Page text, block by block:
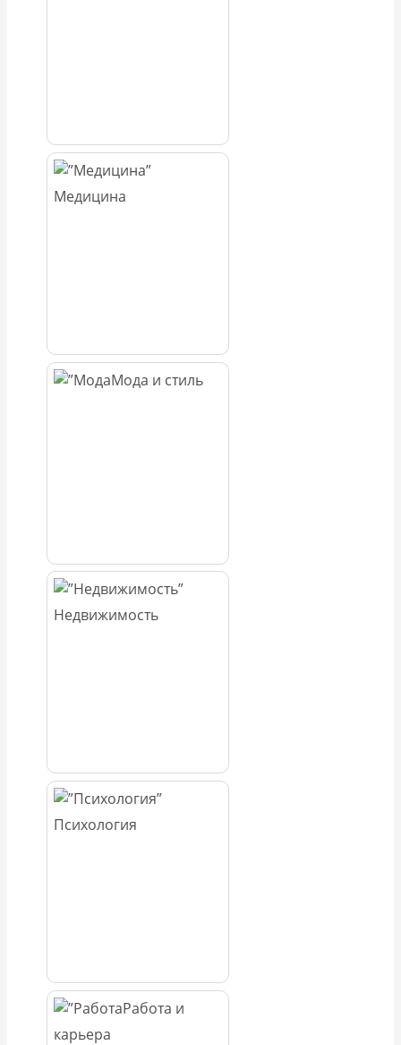
Медицина
Мода и стиль
Недвижимость
Психология
Работа и
карьера